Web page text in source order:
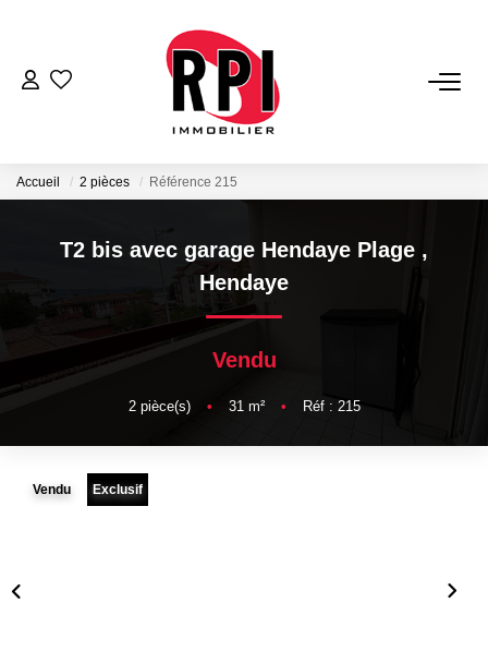
VENTES
LOCATIONS
LOCATIONS VACANCES
Estimation
Accueil 2 pièces Référence 215
T2 bis avec garage Hendaye Plage ,
Hendaye
Vendu
2pièce(s) • 31 m² • Réf : 215
Vendu Exclusif